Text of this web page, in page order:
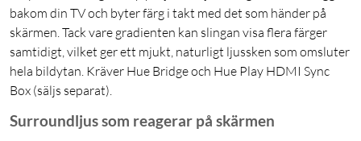
bakom din TV och byter färg i takt med det som händer på
skärmen. Tack vare gradienten kan slingan visa flera färger
samtidigt, vilket ger ett mjukt, naturligt ljussken som omsluter
hela bildytan. Kräver Hue Bridge och Hue Play HDMI Sync
Box (säljs separat).
Surroundljus som reagerar på skärmen